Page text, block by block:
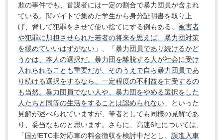
欺の事件でも、首謀者には一定の割合で暴力団員が含まれ
ている。闇バイトで集めた学生から身分証明書を取り上
げ、脅して犯罪をさせて使い捨てにする例もある。被害者
や犯罪に加担させられた若者の将来を思えば、暴力団対策
を緩めていいはずがない 」、「暴力団員であり続けるかど
うかは、本人の選択だ。暴力団を離脱する人が社会に受け
入れられることも重要だが、そのうえで自ら暴力団員であ
り続ける選択をするなら、一定程度の不利益を甘受するの
も当然。暴力団員でない人や、暴力団をやめる選択をした
人たちと同等の生活をすることは認められない 」といった
見解が述べられていますが、筆者としても同様の見解であ
り、妥当なものと思います。さらに、高速6社については、
「国がETC非対応車の料金徴収を検討中だとし、誤進入車